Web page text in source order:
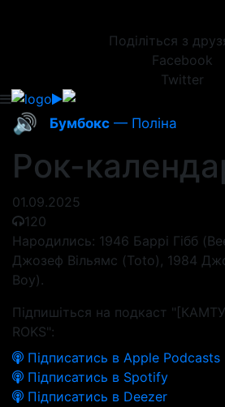
Поділіться з
Facebook
Twitter
🔊 Бумбокс — Поліна
Рок-
01.09.2025
120
Народились: 1946 Баррі Гібб
Джозеф Вільямс (Toto), 1984
Boy).
Підпишіться на подкаст
ROKS":
Підписатись в Apple Podcasts
Підписатись в Spotify
Підписатись в Deezer